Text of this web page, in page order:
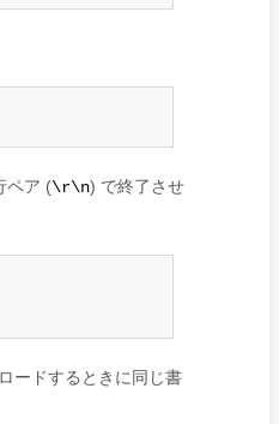
ペア (\r\n) で終了させ
ードするときに同じ書